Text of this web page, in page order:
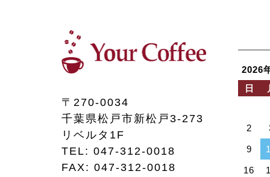
〒270-0034
千葉県松戸市新松戸3-273
リベルタ1F
TEL: 047-312-0018
FAX: 047-312-0018
2026
日
2
9
16